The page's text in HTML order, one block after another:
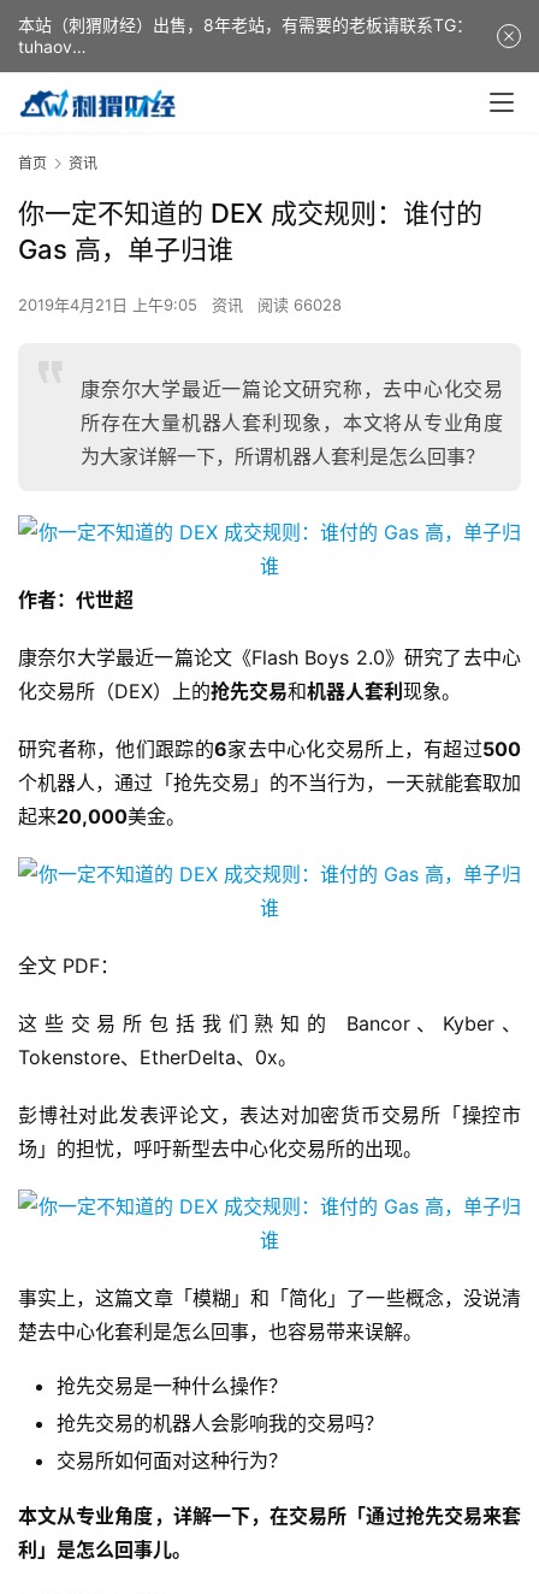
首页 资讯
你一定不知道的 DEX 成交规则：谁付的
Gas 高，单子归谁
2019年4月21日 上午9:05 资讯 阅读 66028
康奈尔大学最近一篇论文研究称，去中心化交易
所存在大量机器人套利现象，本文将从专业角度
为大家详解一下，所谓机器人套利是怎么回事？
作者：代世超
康奈尔大学最近一篇论文《Flash Boys 2.0》研究了去中心
化交易所（DEX）上的抢先交易和机器人套利 现象。
研究者称，他们跟踪的6家去中心化交易所上，有超过500
个机器人，通过「抢先交易」的不当行为，一天就能套取加
起来20,000美金。
全文 PDF：
这些交易所包括我们熟知的 Bancor、Kyber、
Tokenstore、EtherDelta、0x。
彭博社对此发表评论文，表达对加密货币交易所「操控市
场」的担忧，呼吁新型去中心化交易所的出现。
事实上，这篇文章「模糊」和「简化」了一些概念，没说清
楚去中心化套利是怎么回事，也容易带来误解。
抢先交易是一种什么操作？
抢先交易的机器人会影响我的交易吗？
交易所如何面对这种行为？
本文从专业角度，详解一下，在交易所「通过抢先交易来套
利」是怎么回事儿。
本站（刺猬财经）出售，8年老站，有需要的老板请联系TG：
tuhaov
This website (ciweicaijing) is for sale. It is a 8-year-old
website. If you need it, please contact TG: tuhaov